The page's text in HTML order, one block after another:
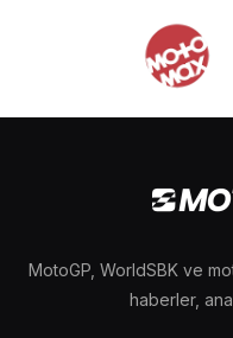
MotoGP, WorldSBK ve
haberler,